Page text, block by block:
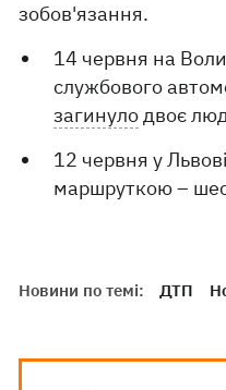
зобов'язання.
14 червня на
службового
загинулодвоє
12 червня у
маршруткою –
Новини по темі: ДТП